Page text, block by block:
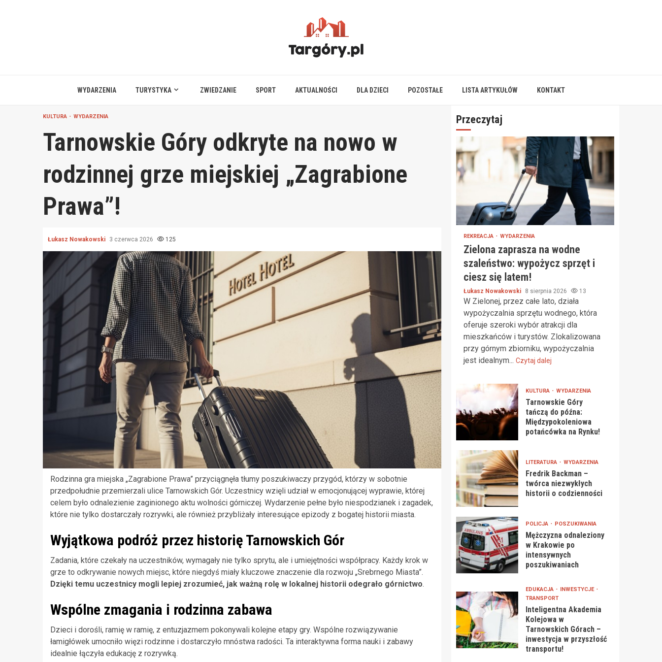
WYDARZENIA TURYSTYKA ZWIEDZANIE SPORT AKTUALNOŚCI DLA DZIECI POZOSTAŁE LISTA ARTYKUŁÓW KONTAKT
KULTURA WYDARZENIA
Tarnowskie Góry odkryte na nowo w
rodzinnej grze miejskiej „Zagrabione
Prawa”!
Łukasz Nowakowski 3 czerwca 2026 125
Rodzinna gra miejska „Zagrabione Prawa” przyciągnęła tłumy poszukiwaczy przygód, którzy w sobotnie
przedpołudnie przemierzali ulice Tarnowskich Gór. Uczestnicy wzięli udział w emocjonującej wyprawie, której
celem było odnalezienie zaginionego aktu wolności górniczej. Wydarzenie pełne było niespodzianek i zagadek,
które nie tylko dostarczały rozrywki, ale również przybliżały interesujące epizody z bogatej historii miasta.
Wyjątkowa podróż przez historię Tarnowskich Gór
Zadania, które czekały na uczestników, wymagały nie tylko sprytu, ale i umiejętności współpracy. Każdy krok w
grze to odkrywanie nowych miejsc, które niegdyś miały kluczowe znaczenie dla rozwoju „Srebrnego Miasta”.
Dzięki temu uczestnicy mogli lepiej zrozumieć, jak ważną rolę w lokalnej historii odegrało górnictwo.
Wspólne zmagania i rodzinna zabawa
Dzieci i dorośli, ramię w ramię, z entuzjazmem pokonywali kolejne etapy gry. Wspólne rozwiązywanie
łamigłówek umocniło więzi rodzinne i dostarczyło mnóstwa radości. Ta interaktywna forma nauki i zabawy
idealnie łączyła edukację z rozrywką.
Przeczytaj
REKREACJA WYDARZENIA
Zielona zaprasza na wodne
szaleństwo: wypożycz sprzęt i
ciesz się latem!
Łukasz Nowakowski 8 sierpnia 2026 13
W Zielonej, przez całe lato, działa
wypożyczalnia sprzętu wodnego, która
oferuje szeroki wybór atrakcji dla
mieszkańców i turystów. Zlokalizowana
przy górnym zbiorniku, wypożyczalnia
jest idealnym... Czytaj dalej
KULTURA WYDARZENIA
Tarnowskie Góry
tańczą do późna:
Międzypokoleniowa
potańcówka na Rynku!
LITERATURA WYDARZENIA
Fredrik Backman –
twórca niezwykłych
historii o codzienności
POLICJA POSZUKIWANIA
Mężczyzna odnaleziony
w Krakowie po
intensywnych
poszukiwaniach
EDUKACJA
INWESTYCJE
TRANSPORT
Inteligentna Akademia
Kolejowa w
Tarnowskich Górach –
inwestycja w przyszłość
transportu!